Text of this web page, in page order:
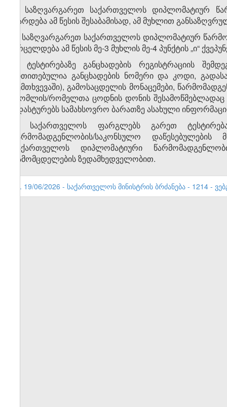
1. საზღვარგარეთ საქართველოს დიპლომატიურ
ტარდება ამ წესის შესაბამისად, ამ მუხლით
2. საზღვარგარეთ საქართველოს დიპლომატიურ
ვრცელდება ამ წესის მე-3 მუხლის მე-4 პუნქტის „ი“
3. ტესტირებაზე განცხადების რეგისტრაციის
მითითებულია განცხადების ნომერი და კოდი,
შემთხვევაში), გამოსაცდელის მონაცემები,
რომლის/რომელთა ცოდნის დონის
ადასტურებს სამახსოვრო ბარათზე ასახული
4. საქართველოს ფარგლებს გარეთ
წარმომადგენლობის/საკონსულო
საქართველოს დიპლომატიური
გამომცდელების ზედამხედველობით.
1. 19/06/2026 - საქართველოს მინისტრის ბრძანება - 1214 -